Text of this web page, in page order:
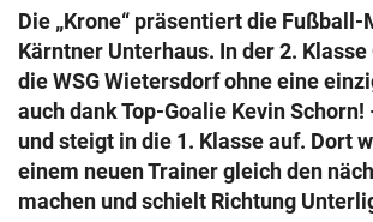
search
eingeben
© Krone Multimedia GmbH & Co KG 2026
Muthgasse 2, 1190 Wien
Die „Krone“ präsentiert die
Kärntner Unterhaus. In der 2.
die WSG Wietersdorf ohne eine
auch dank Top-Goalie Kevin Schorn!
und steigt in die 1. Klasse auf. Dort
einem neuen Trainer gleich den
machen und schielt Richtung